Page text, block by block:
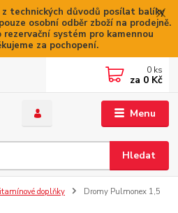
z technických důvodů posílat balíky
osobní odběr zboží na prodejně.
systém pro kamennou
za pochopení.
Menu
Hledat
0 ks
za 0 Kč
doplňky
Dromy Pulmonex 1,5